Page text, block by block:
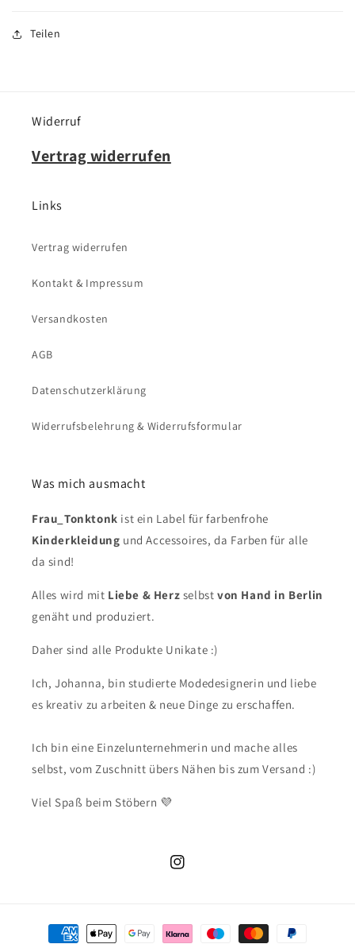
Teilen
Widerruf
Vertrag widerrufen
Links
Vertrag widerrufen
Kontakt & Impressum
Versandkosten
AGB
Datenschutzerklärung
Widerrufsbelehrung & Widerrufsformular
Was mich ausmacht
Frau_Tonktonk ist ein Label für farbenfrohe
Kinderkleidung und Accessoires, da Farben für alle
da sind!
Alles wird mit Liebe & Herz selbstvon Hand in Berlin
genäht und produziert.
Daher sind alle Produkte Unikate :)
Ich, Johanna, bin studierte Modedesignerin und liebe
es kreativ zu arbeiten & neue Dinge zu erschaffen.
Ich bin eine Einzelunternehmerin und mache alles
selbst, vom Zuschnitt übers Nähen bis zum Versand :)
Viel Spaß beim Stöbern 💜
Instagram
Zahlungsmethoden